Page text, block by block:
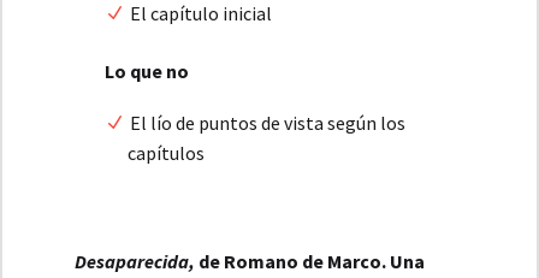
El capítulo inicial
Lo que no
El lío de puntos de vista según los
capítulos
Desaparecida, de Romano de Marco. Una